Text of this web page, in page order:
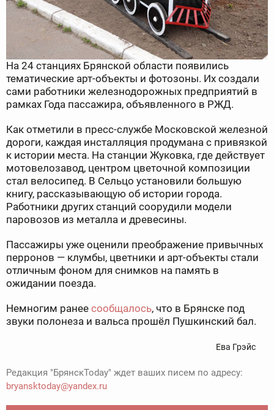
На 24 станциях Брянской области появились
тематические арт-объекты и фотозоны. Их создали
сами работники железнодорожных предприятий в
рамках Года пассажира, объявленного в РЖД.
Как отметили в пресс-службе Московской железной
дороги, каждая инсталляция продумана с привязкой
к истории места. На станции Жуковка, где действует
мотовелозавод, центром цветочной композиции
стал велосипед. В Сельцо установили большую
книгу, рассказывающую об истории города.
Работники других станций соорудили модели
паровозов из металла и древесины.
Пассажиры уже оценили преображение привычных
перронов — клумбы, цветники и арт-объекты стали
отличным фоном для снимков на память в
ожидании поезда.
Немногим ранее сообщалось, что в Брянске под
звуки полонеза и вальса прошёл Пушкинский бал.
Ева Грэйс
Редакция "БрянскToday" ждет ваших писем по адресу:
bryansktoday@yandex.ru